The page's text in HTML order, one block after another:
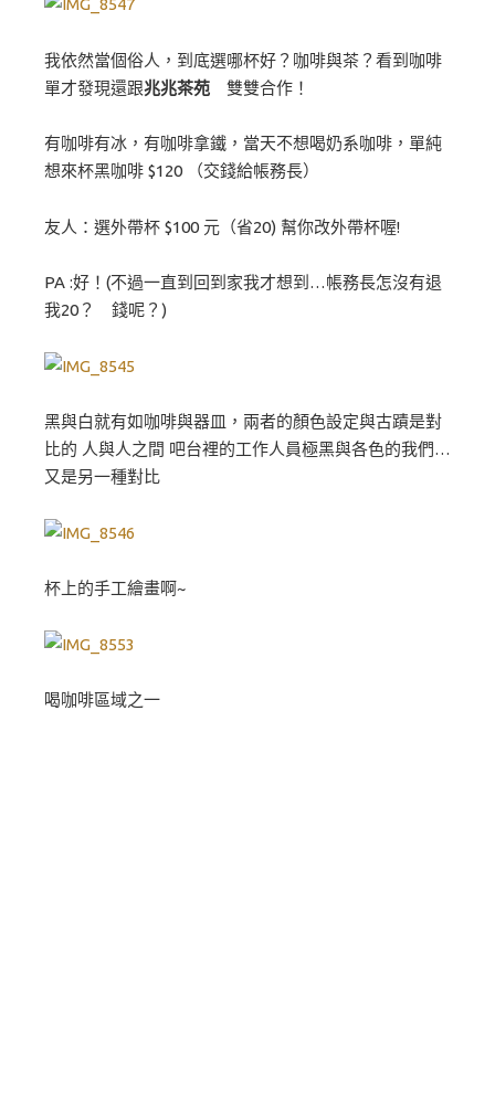
我依然當個俗人，到底選哪杯好？咖啡與茶？看到咖啡
單才發現還跟兆兆茶苑 雙雙合作！
有咖啡有冰，有咖啡拿鐵，當天不想喝奶系咖啡，單純
想來杯黑咖啡 $120 （交錢給帳務長）
友人：選外帶杯 $100 元（省20) 幫你改外帶杯喔!
PA :好！(不過一直到回到家我才想到…帳務長怎沒有退
我20？ 錢呢？)
黑與白就有如咖啡與器皿，兩者的顏色設定與古蹟是對
比的 人與人之間 吧台裡的工作人員極黑與各色的我們…
又是另一種對比
杯上的手工繪畫啊~
喝咖啡區域之一